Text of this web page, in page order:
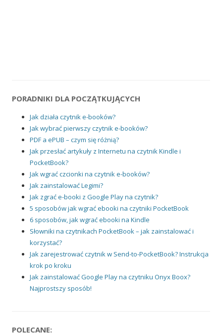
PORADNIKI DLA POCZĄTKUJĄCYCH
Jak działa czytnik e-booków?
Jak wybrać pierwszy czytnik e-booków?
PDF a ePUB – czym się różnią?
Jak przesłać artykuły z Internetu na czytnik Kindle i
PocketBook?
Jak wgrać czcionki na czytnik e-booków?
Jak zainstalować Legimi?
Jak zgrać e-booki z Google Play na czytnik?
5 sposobów jak wgrać ebooki na czytniki PocketBook
6 sposobów, jak wgrać ebooki na Kindle
Słowniki na czytnikach PocketBook – jak zainstalować i
korzystać?
Jak zarejestrować czytnik w Send-to-PocketBook? Instrukcja
krok po kroku
Jak zainstalować Google Play na czytniku Onyx Boox?
Najprostszy sposób!
POLECANE: